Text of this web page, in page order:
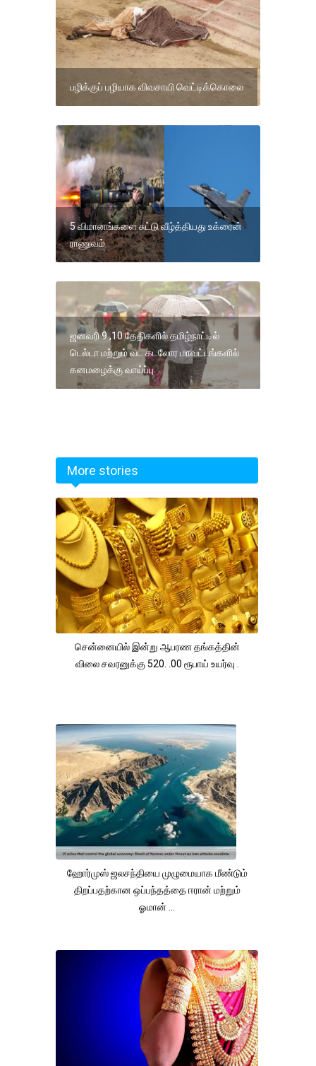
பழிக்குப் பழியாக விவசாயி வெட்டிக்கொலை
5 விமானங்களை சுட்டு வீழ்த்தியது உக்ரைன்
ராணுவம்
ஜனவரி 9 ,10 தேதிகளில் தமிழ்நாட்டில்
டெல்டா மற்றும் வட கடலோர மாவட்டங்களில்
கனமழைக்கு வாய்ப்பு
More stories
சென்னையில் இன்று ஆபரண தங்கத்தின்
விலை சவரனுக்கு 520. .00 ரூபாய் உயர்வு .
ஹோர்முஸ் ஜலசந்தியை முழுமையாக மீண்டும்
திறப்பதற்கான ஒப்பந்தத்தை ஈரான் மற்றும்
ஓமான் ...